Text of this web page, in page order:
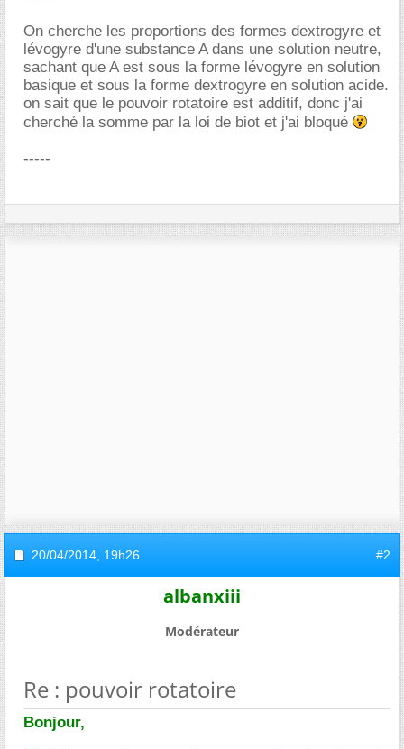
On cherche les proportions des formes dextrogyre et
lévogyre d'une substance A dans une solution neutre,
sachant que A est sous la forme lévogyre en solution
basique et sous la forme dextrogyre en solution acide.
on sait que le pouvoir rotatoire est additif, donc j'ai
cherché la somme par la loi de biot et j'ai bloqué
-----
20/04/2014, 19h26 #2
albanxiii
Modérateur
Re : pouvoir rotatoire
Bonjour,